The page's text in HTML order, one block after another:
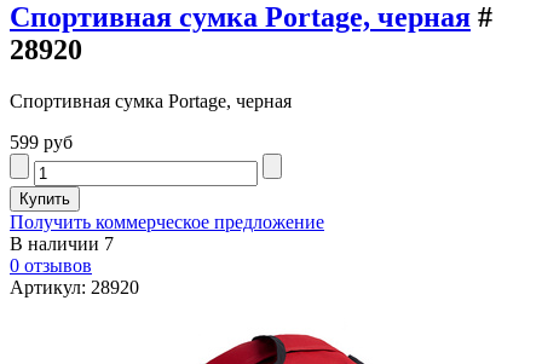
Спортивная сумка Portage, черная #
28920
Спортивная сумка Portage, черная
599 руб
Получить коммерческое предложение
В наличии 7
0 отзывов
Артикул: 28920